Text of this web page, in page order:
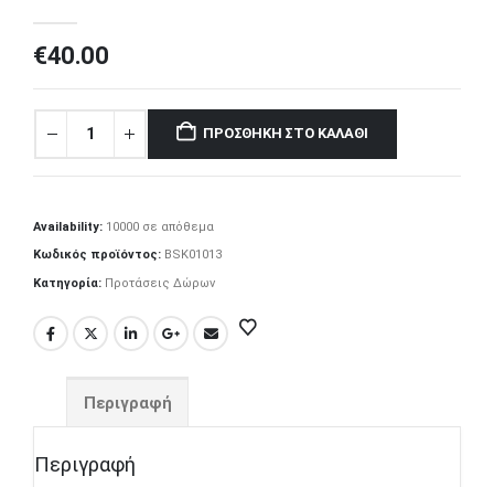
€40.00
ΠΡΟΣΘΉΚΗ ΣΤΟ ΚΑΛΆΘΙ
Availability: 10000 σε απόθεμα
Κωδικός προϊόντος: BSK01013
Κατηγορία: Προτάσεις Δώρων
Περιγραφή
Περιγραφή